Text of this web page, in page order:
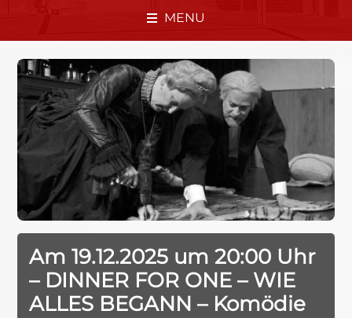
MENU
Am 19.12.2025 um 20:00 Uhr
– DINNER FOR ONE – WIE
ALLES BEGANN – Komödie